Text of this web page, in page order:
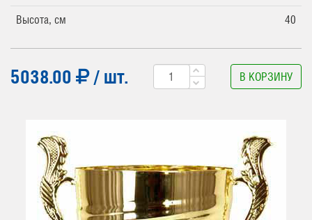
Высота, см
40
5038.00 / шт. В КОРЗИНУ